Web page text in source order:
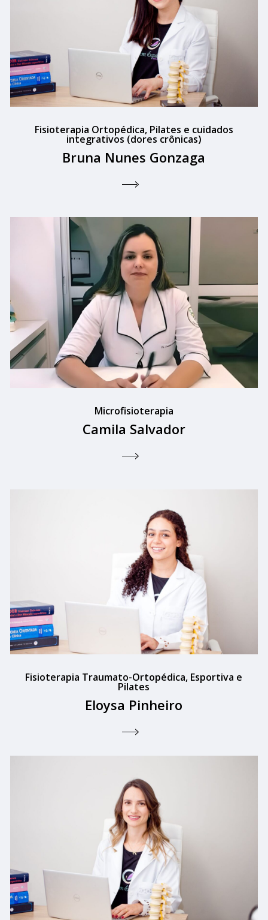
Fisioterapia Ortopédica, Pilates e cuidados
integrativos (dores crônicas)
Bruna Nunes Gonzaga
Microfisioterapia
Camila Salvador
Fisioterapia Traumato-Ortopédica, Esportiva e
Pilates
Eloysa Pinheiro